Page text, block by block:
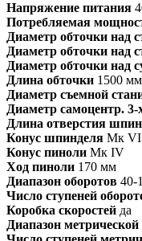
Напряжение питания
Потребляемая
Диаметр обточки над
Диаметр обточки над
Диаметр обточки над
Длина обточки 1500 мм
Диаметр съемной
Диаметр самоцентр. 3-
Длина отверстия
Конус шпинделя Мк VI
Конус пиноли Мк IV
Ход пиноли 170 мм
Диапазон оборотов 40-
Число ступеней
Коробка скоростей да
Диапазон метрической